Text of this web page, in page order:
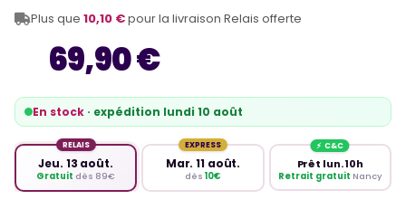
69,90 €
En stock · expédition lundi 10 août
RELAIS
Jeu. 13 août.
Gratuit dès 89€
EXPRESS
Mar. 11 août.
dès 10€
Prêt lun. 10h
Retrait gratuit Nancy
Plus que 10,10 €pour la livraison Relais offerte